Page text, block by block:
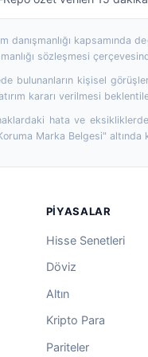
danışmanlığı
sözleşmesi
bulunanların kişisel
kararı verilmesi
hata ve
Marka Belgesi" altında
PIYASALAR
Hisse Senetleri
Döviz
Altın
Kripto Para
Pariteler